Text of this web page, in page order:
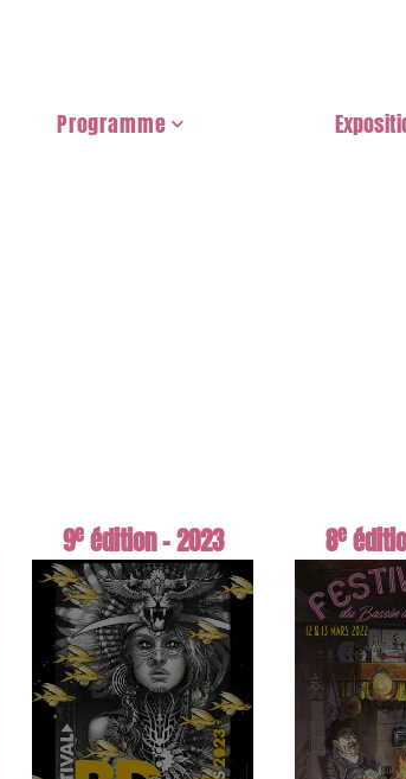
Programme
9eédition - 2023 8e